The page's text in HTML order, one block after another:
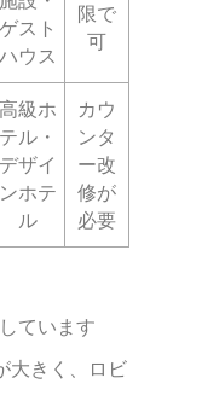
ゲスト
ハウス
限で
可
高級ホ
テル・
デザイ
ンホテ
ル
カウ
ンタ
ー改
修が
必要
ています
大きく、ロビ